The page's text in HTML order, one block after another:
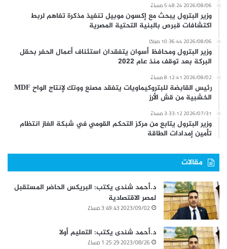
2026/08/06 5:48:24 مساءً
وزير البترول يبحث مع إكسون موبيل تنفيذ مذكرة تفاهم لربط
اكتشافات قبرص بالبنية التحتية المصرية
2026/08/06 10:36:44 صباحًا
وزير البترول ومحافظ أسوان يتفقدان استئناف أعمال الحفر بحقل
البركة بعد توقف منذ عام 2022
2026/08/02 8:12:41 مساءً
رئيس القابضة للبتروكيماويات يتفقد مصنع ووتك لإنتاج الواح MDF
الخشبية من قش الأرز
2026/07/31 3:33:12 مساءً
وزير البترول يتابع من مركز التحكم القومي في شبكة الغاز انتظام
تأمين إمدادات الطاقة
مقالات
د.أحمد شندى يكتب: البريكس الحاضر المستقبل
لمصر الاقتصادية
2023/09/02 3:49:43 مساءً
د.أحمد شندى يكتب: التعليم أولا
2023/08/26 1:25:29 مساءً